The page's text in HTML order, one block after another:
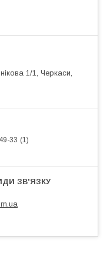
1/1, Черкаси,
33 1